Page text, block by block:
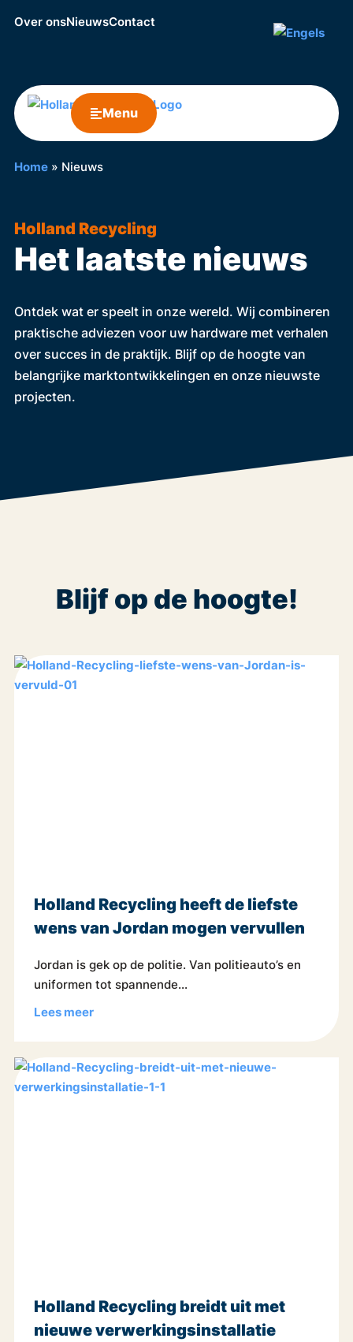
Over onsNieuwsContact
Menu
Home» Nieuws
Holland Recycling
Het laatste nieuws
Ontdek wat er speelt in onze wereld. Wij combineren
praktische adviezen voor uw hardware met verhalen
over succes in de praktijk. Blijf op de hoogte van
belangrijke marktontwikkelingen en onze nieuwste
projecten.
Blijf op de hoogte!
Holland Recycling heeft de liefste
wens van Jordan mogen vervullen
Jordan is gek op de politie. Van politieauto’s en
uniformen tot spannende...
Lees meer
Holland Recycling breidt uit met
nieuwe verwerkings­installatie